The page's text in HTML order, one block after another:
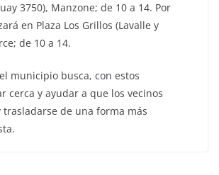
3750), Manzone; de 10 a 14. Por
en Plaza Los Grillos (Lavalle y
de 10 a 14.
municipio busca, con estos
cerca y ayudar a que los vecinos
de una forma más